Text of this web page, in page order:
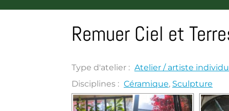
Remuer Ciel et
Type d'atelier : Atelier / artiste
Disciplines : Céramique, Sculpture